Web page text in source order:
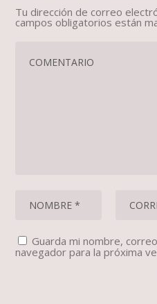
Tu dirección de correo
campos obligatorios están
Guarda mi nombre,
navegador para la próxima